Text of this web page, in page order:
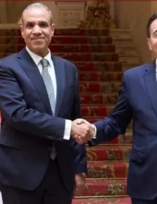
الكاتبة إلهام شرشر تهنئ الرئيس
السيسي بعيد ميلاده وتُشيد بجهوده
في بناء الدولة